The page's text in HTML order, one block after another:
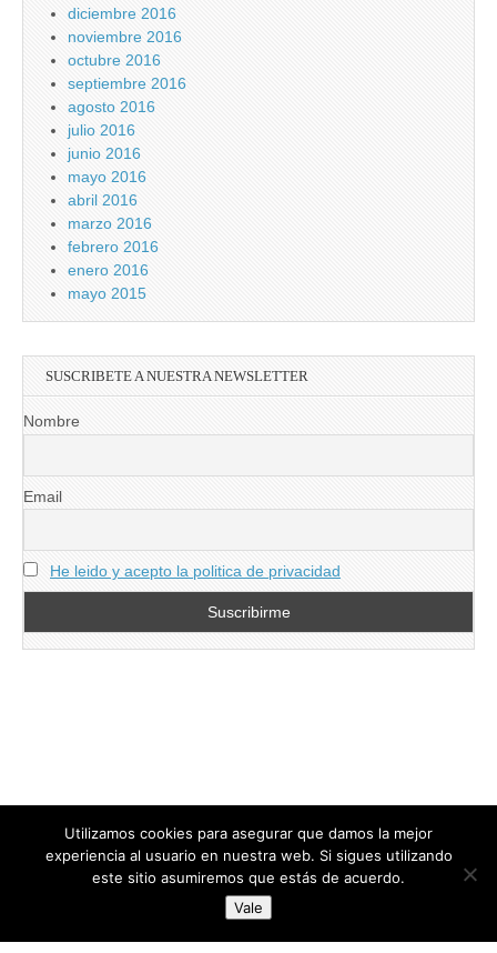
diciembre 2016
noviembre 2016
octubre 2016
septiembre 2016
agosto 2016
julio 2016
junio 2016
mayo 2016
abril 2016
marzo 2016
febrero 2016
enero 2016
mayo 2015
SUSCRIBETE A NUESTRA NEWSLETTER
Nombre
Email
He leido y acepto la politica de privacidad
directoresdeseguridad.es
Diseñado por Centro Andaluz de Estudios y Entrenamiento
Utilizamos cookies para asegurar que damos la mejor
experiencia al usuario en nuestra web. Si sigues utilizando
este sitio asumiremos que estás de acuerdo.
Vale